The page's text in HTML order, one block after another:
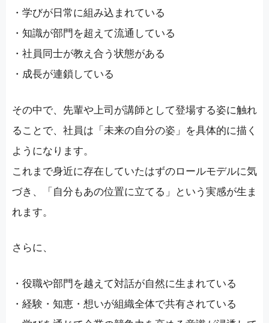
・学びが日常に組み込まれている
・知識が部門を超えて流通している
・社員同士が教え合う状態がある
・成長が連鎖している
その中で、先輩や上司が講師として登場する姿に触れ
ることで、社員は「未来の自分の姿」を具体的に描く
ようになります。
これまで身近に存在していたはずのロールモデルに気
づき、「自分もあの位置に立てる」という実感が生ま
れます。
さらに、
・役職や部門を越えて対話が自然に生まれている
・経験・知恵・想いが組織全体で共有されている